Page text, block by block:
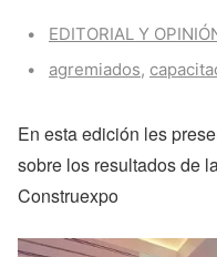
Categories:
EDITORIAL Y
Tags:
agremiados,
En esta edición les
sobre los resultados de
Construexpo